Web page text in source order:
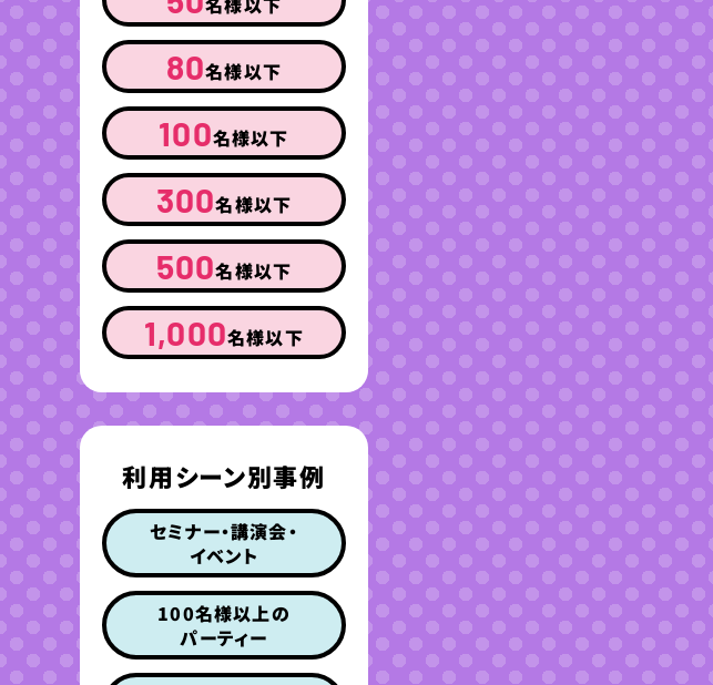
80名様以下
100名様以下
300名様以下
500名様以下
1,000名様以下
利用シーン別事例
セミナー・講演会・
イベント
100名様以上の
パーティー